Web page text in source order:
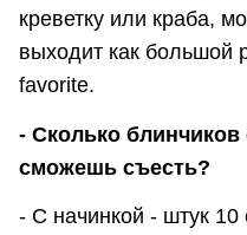
креветку или краба,
выходит как большой
favorite.
- Сколько блинчиков
сможешь съесть?
- С начинкой - штук